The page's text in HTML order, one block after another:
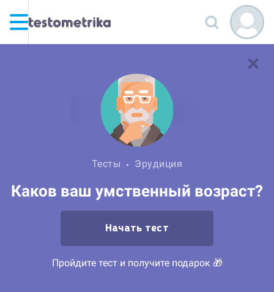
Тесты Эрудиция
Каков ваш умственный возраст?
Начать тест
Пройдите тест и получите подарок 🎁